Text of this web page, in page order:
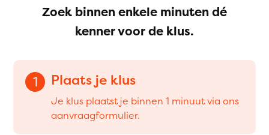
Zoek binnen enkele minuten dé
kenner voor de klus.
1 Plaats je klus
Je klus plaatst je binnen 1 minuut via ons
aanvraagformulier.